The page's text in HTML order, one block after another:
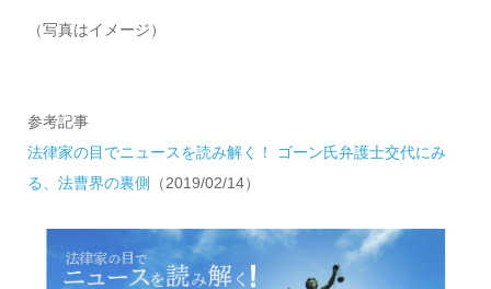
（写真はイメージ）
参考記事
法律家の目でニュースを読み解く！ ゴーン氏弁護士交代にみ
る、法曹界の裏側 （2019/02/14）